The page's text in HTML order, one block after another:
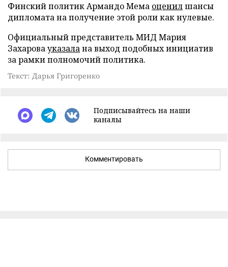
Финский политик Армандо Мема оценилшансы
дипломата на получение этой роли как нулевые.
Официальный представитель МИД Мария
Захаровауказалана выход подобных инициатив
за рамки полномочий политика.
Текст: Дарья Григоренко
Подписывайтесь на наши
каналы
Комментировать